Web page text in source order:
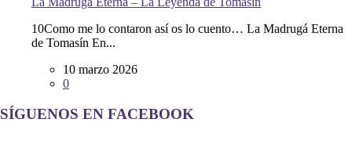
10Como me lo contaron así os lo cuento… La Madrugá Eterna
de Tomasín En...
10 marzo 2026
0
SÍGUENOS EN FACEBOOK